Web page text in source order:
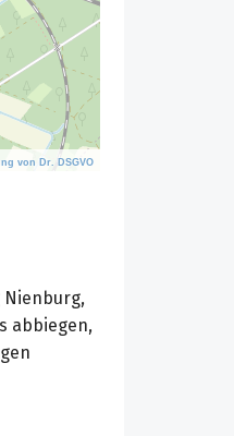
von Dr. DSGVO
Nienburg,
abbiegen,